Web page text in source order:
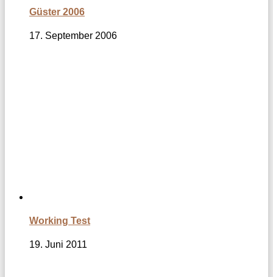
Güster 2006
17. September 2006
Working Test
19. Juni 2011